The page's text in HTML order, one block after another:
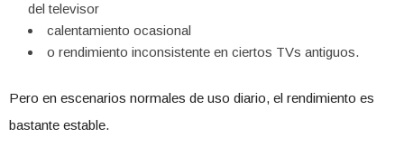
del televisor
calentamiento ocasional
o rendimiento inconsistente en ciertos TVs antiguos.
Pero en escenarios normales de uso diario, el rendimiento es
bastante estable.